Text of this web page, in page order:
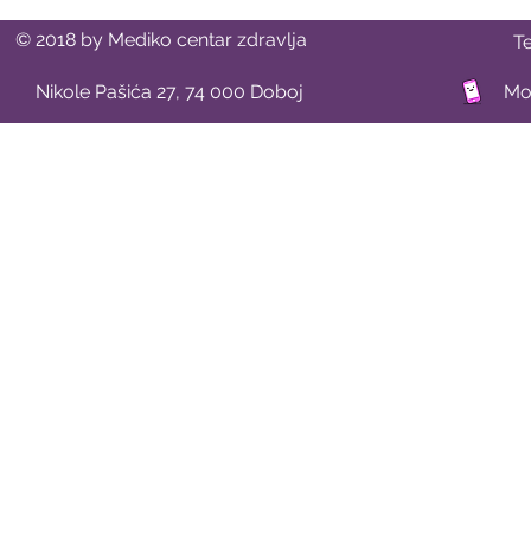
© 2018 by Mediko centar zdravlja
Nikole Pašića 27, 74 000 Doboj